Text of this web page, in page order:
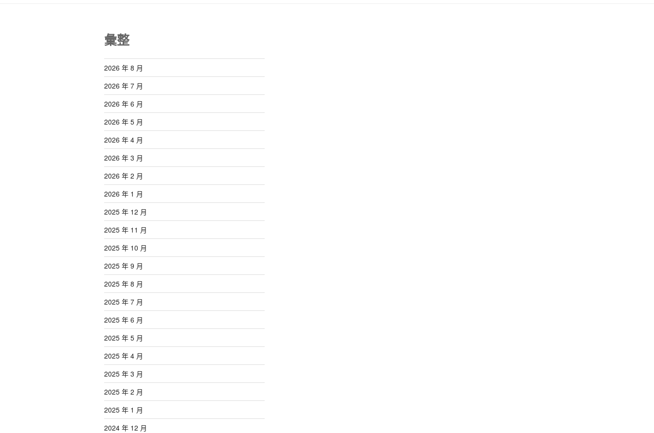
彙整
2026 年 8 月
2026 年 7 月
2026 年 6 月
2026 年 5 月
2026 年 4 月
2026 年 3 月
2026 年 2 月
2026 年 1 月
2025 年 12 月
2025 年 11 月
2025 年 10 月
2025 年 9 月
2025 年 8 月
2025 年 7 月
2025 年 6 月
2025 年 5 月
2025 年 4 月
2025 年 3 月
2025 年 2 月
2025 年 1 月
2024 年 12 月